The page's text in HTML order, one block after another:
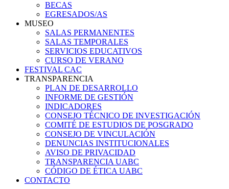
BECAS
EGRESADOS/AS
MUSEO
SALAS PERMANENTES
SALAS TEMPORALES
SERVICIOS EDUCATIVOS
CURSO DE VERANO
FESTIVAL CAC
TRANSPARENCIA
PLAN DE DESARROLLO
INFORME DE GESTIÓN
INDICADORES
CONSEJO TÉCNICO DE INVESTIGACIÓN
COMITÉ DE ESTUDIOS DE POSGRADO
CONSEJO DE VINCULACIÓN
DENUNCIAS INSTITUCIONALES
AVISO DE PRIVACIDAD
TRANSPARENCIA UABC
CÓDIGO DE ÉTICA UABC
CONTACTO